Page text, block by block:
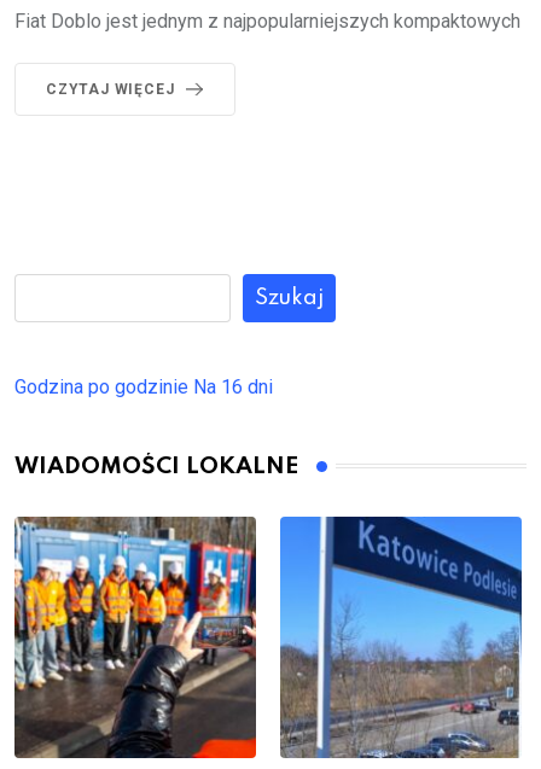
Fiat Doblo jest jednym z najpopularniejszych kompaktowych
CZYTAJ WIĘCEJ
Szukaj
Godzina po godzinie Na 16 dni
WIADOMOŚCI LOKALNE